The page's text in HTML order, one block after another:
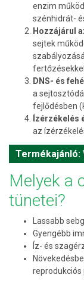
enzim
szénhidrát-
Hozzájárul
sejtek
DNS- és
a
fejlődésben
Ízérzékelés
az
Termékajánló:
Melyek a
tünetei?
Lassabb
Gyengébb
Íz- és
reprodukciós